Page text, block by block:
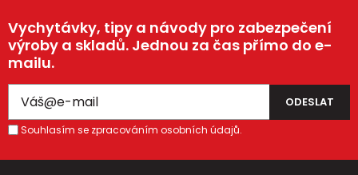
Vychytávky, tipy a návody pro zabezpečení
výroby a skladů. Jednou za čas přímo do e-
mailu.
Souhlasím se zpracováním osobních údajů.